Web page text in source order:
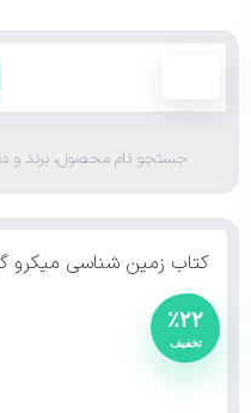
کتاب زمین شناسی میکرو
٪۲۲